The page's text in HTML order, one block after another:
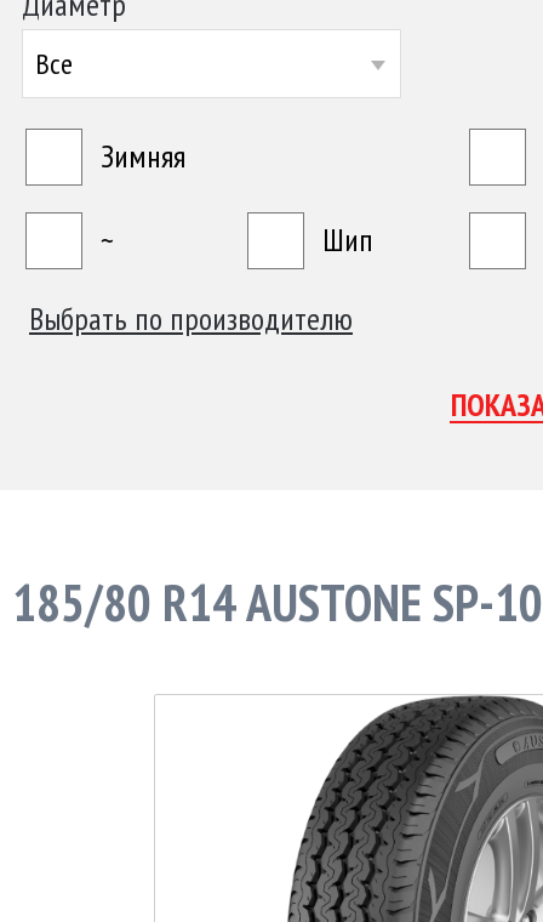
Все
Зимняя
~
Шип
Выбрать по производителю
185/80 R14 AUSTONE SP-